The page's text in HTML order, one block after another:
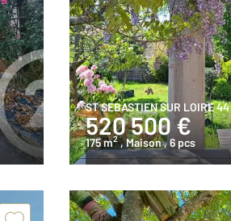
ST SEBASTIEN SUR LOIRE 44
520 500 €
175 m2 , Maison, 6 pcs